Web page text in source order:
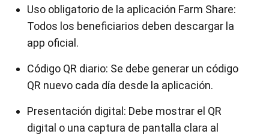
Uso obligatorio de la aplicación Farm Share:
Todos los beneficiarios deben descargar la
app oficial.
Código QR diario: Se debe generar un código
QR nuevo cada día desde la aplicación.
Presentación digital: Debe mostrar el QR
digital o una captura de pantalla clara al